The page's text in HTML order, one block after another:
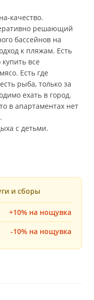
качество.
решающий
бассейнов на
к пляжам. Есть
все
Есть где
рыба, только за
ехать в город.
в апартаментах нет
с детьми.
и сборы
+10% на нощувка
-10% на нощувка